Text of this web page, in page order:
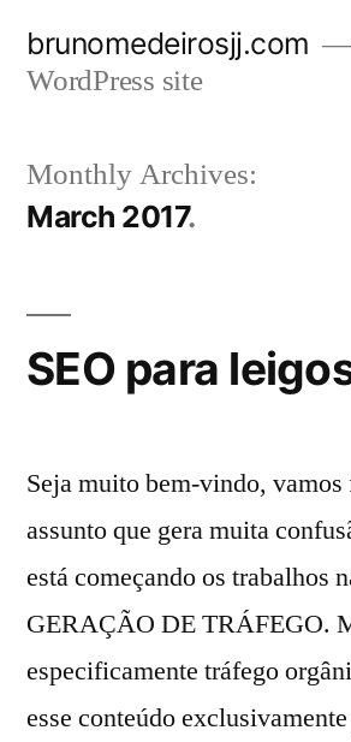
brunomedeirosjj.com
WordPress site
Monthly Archives:
March 2017
SEO para
Seja muito bem-vindo, vamos
assunto que gera muita
está começando os trabalhos
GERAÇÃO DE TRÁFEGO.
especificamente tráfego
esse conteúdo